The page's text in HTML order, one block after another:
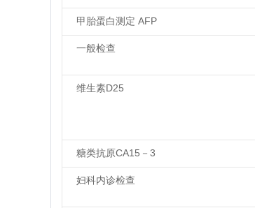
甲胎蛋白测定 AFP
一般检查
维生素D25
糖类抗原CA15－3
妇科内诊检查